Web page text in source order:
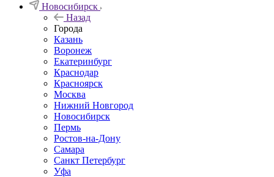
Новосибирск
Назад
Города
Казань
Воронеж
Екатеринбург
Краснодар
Красноярск
Москва
Нижний Новгород
Новосибирск
Пермь
Ростов-на-Дону
Самара
Санкт Петербург
Уфа